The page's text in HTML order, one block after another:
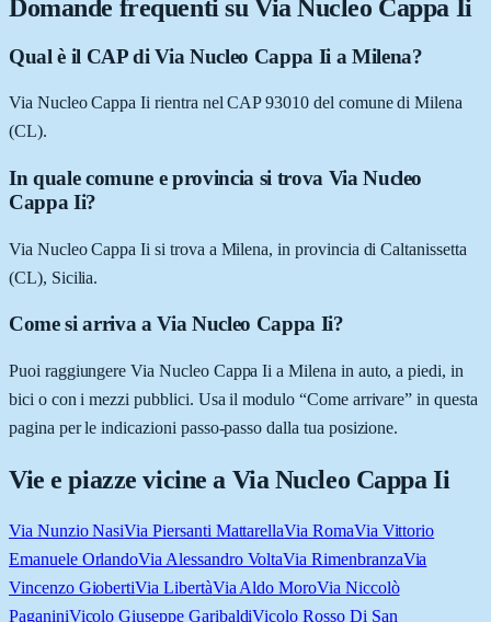
Domande frequenti su Via Nucleo Cappa Ii
Qual è il CAP di Via Nucleo Cappa Ii a Milena?
Via Nucleo Cappa Ii rientra nel CAP 93010 del comune di Milena
(CL).
In quale comune e provincia si trova Via Nucleo
Cappa Ii?
Via Nucleo Cappa Ii si trova a Milena, in provincia di Caltanissetta
(CL), Sicilia.
Come si arriva a Via Nucleo Cappa Ii?
Puoi raggiungere Via Nucleo Cappa Ii a Milena in auto, a piedi, in
bici o con i mezzi pubblici. Usa il modulo “Come arrivare” in questa
pagina per le indicazioni passo-passo dalla tua posizione.
Vie e piazze vicine a Via Nucleo Cappa Ii
Via Nunzio NasiVia Piersanti MattarellaVia RomaVia Vittorio
Emanuele OrlandoVia Alessandro VoltaVia RimenbranzaVia
Vincenzo GiobertiVia LibertàVia Aldo MoroVia Niccolò
PaganiniVicolo Giuseppe GaribaldiVicolo Rosso Di San